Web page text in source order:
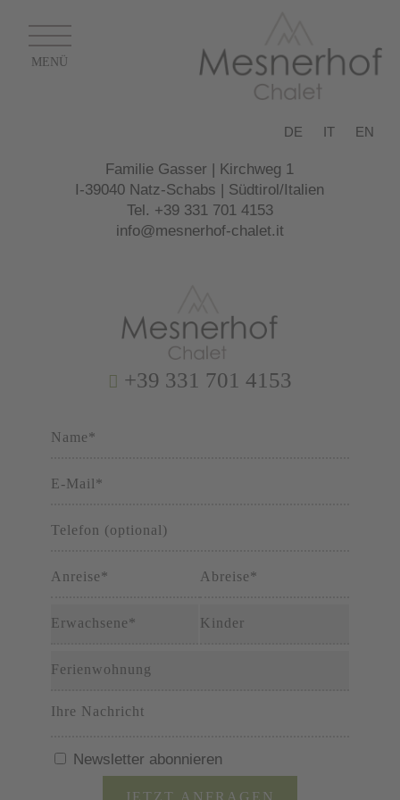
DE IT EN
Familie Gasser | Kirchweg 1
I-39040 Natz-Schabs | Südtirol/Italien
Tel. +39 331 701 4153
info@mesnerhof-chalet.it
+39 331 701 4153
Newsletter abonnieren
JETZT ANFRAGEN